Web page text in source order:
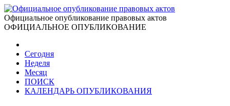
Официальное опубликование правовых актов
ОФИЦИАЛЬНОЕ ОПУБЛИКОВАНИЕ
Сегодня
Неделя
Месяц
ПОИСК
КАЛЕНДАРЬ ОПУБЛИКОВАНИЯ